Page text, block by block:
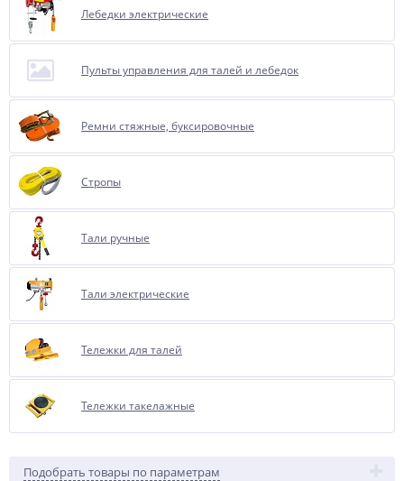
Лебедки электрические
Пульты управления для талей и лебедок
Ремни стяжные, буксировочные
Стропы
Тали ручные
Тали электрические
Тележки для талей
Тележки такелажные
Подобрать товары по параметрам